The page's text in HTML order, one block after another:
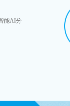
能AI分